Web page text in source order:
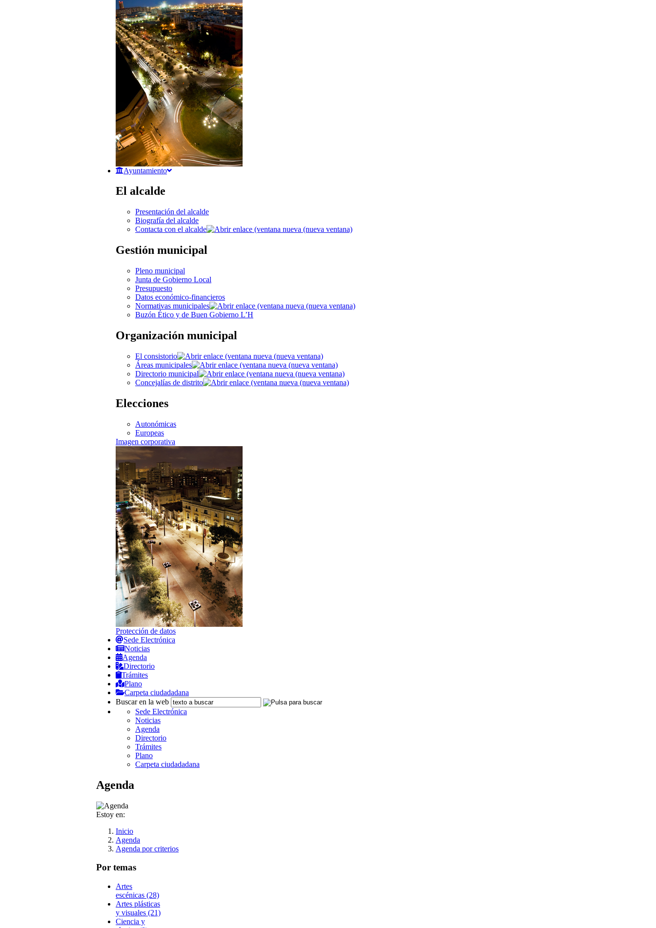
Ayuntamiento
El alcalde
Presentación del alcalde
Biografía del alcalde
Contacta con el alcalde
Gestión municipal
Pleno municipal
Junta de Gobierno Local
Presupuesto
Datos económico-financieros
Normativas municipales
Buzón Ético y de Buen Gobierno L’H
Organización municipal
El consistorio
Áreas municipales
Directorio municipal
Concejalías de distrito
Elecciones
Autonómicas
Europeas
Imagen corporativa
Protección de datos
Sede Electrónica
Noticias
Agenda
Directorio
Trámites
Plano
Carpeta ciudadadana
Buscar en la web
Sede Electrónica
Noticias
Agenda
Directorio
Trámites
Plano
Carpeta ciudadadana
Agenda
Estoy en:
Inicio
Agenda
Agenda por criterios
Por temas
Artes
escénicas (28)
Artes plásticas
y visuales (21)
Ciencia y